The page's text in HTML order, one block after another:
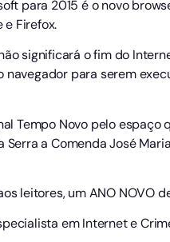
para 2015 é o novo
Firefox.
significará o fim do
para serem
Tempo Novo pelo
a Comenda José
leitores, um ANO NOVO
em Internet e